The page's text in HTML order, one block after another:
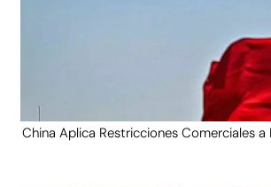
China Aplica Restricciones Comerciales a